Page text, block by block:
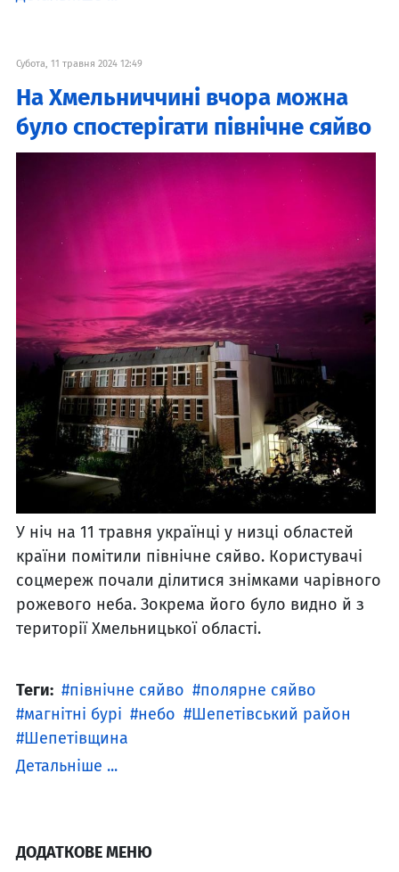
Субота, 11 травня 2024 12:49
На Хмельниччині вчора можна
було спостерігати північне сяйво
У ніч на 11 травня українці у низці областей
країни помітили північне сяйво. Користувачі
соцмереж почали ділитися знімками чарівного
рожевого неба. Зокрема його було видно й з
території Хмельницької області.
Теги: північне сяйво
полярне сяйво
магнітні бурі
небо
Шепетівський район
Шепетівщина
Детальніше ...
ДОДАТКОВЕ МЕНЮ